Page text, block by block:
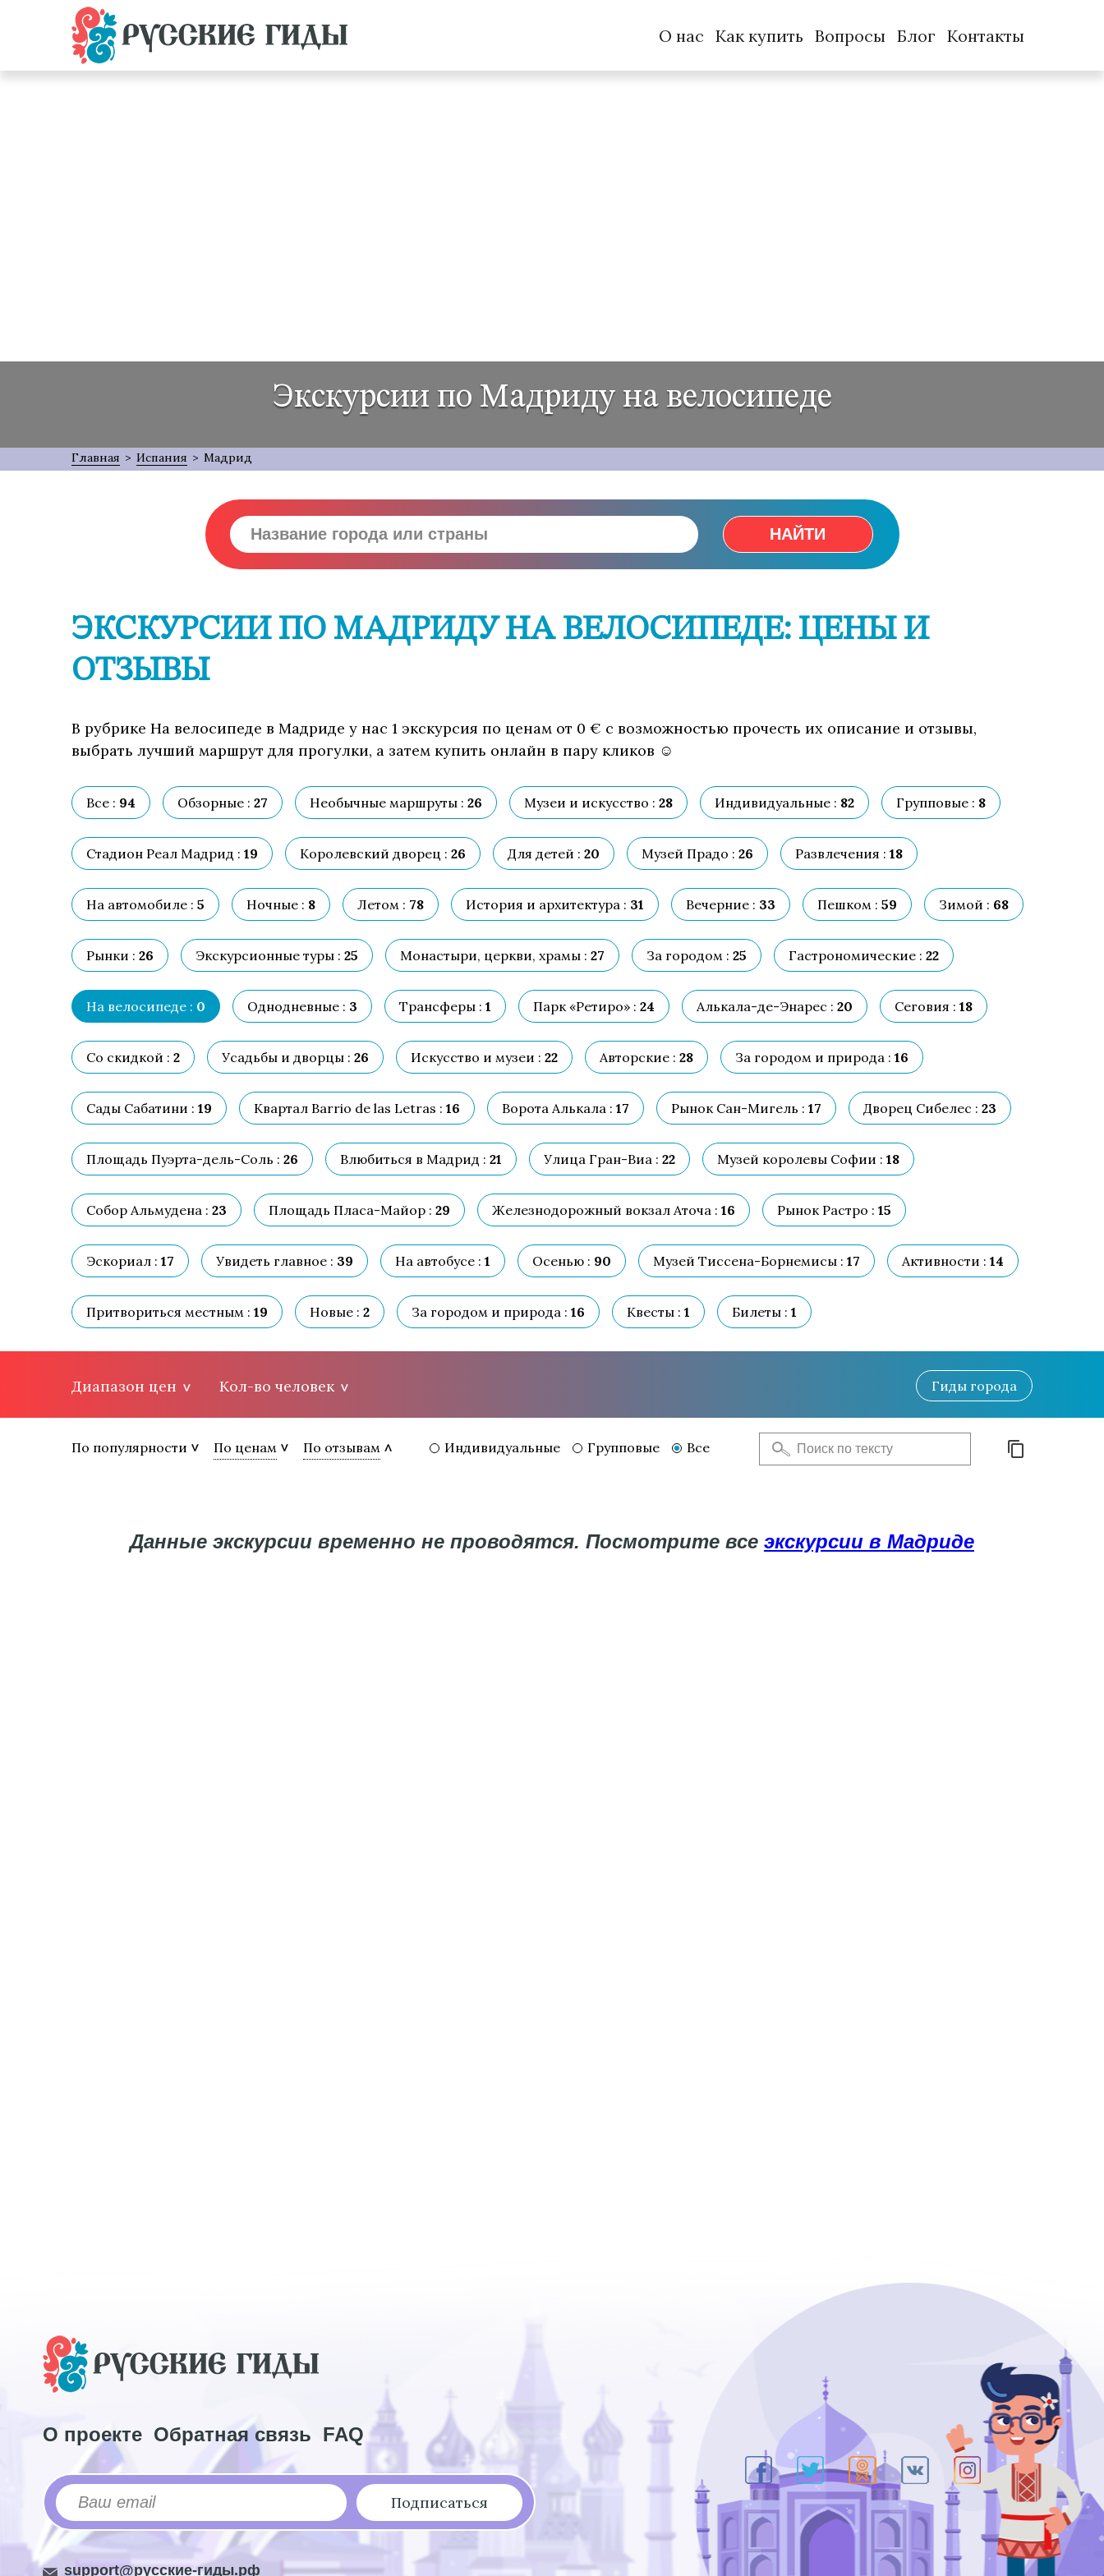
О нас Как купить Вопросы Блог Контакты
Экскурсии по Мадриду на велосипеде
Главная > Испания > Мадрид
НАЙТИ
ЭКСКУРСИИ ПО МАДРИДУ НА ВЕЛОСИПЕДЕ: ЦЕНЫ И
ОТЗЫВЫ
В рубрике На велосипеде в Мадриде у нас 1 экскурсия по ценам от 0 € с возможностью прочесть их описание и отзывы,
выбрать лучший маршрут для прогулки, а затем купить онлайн в пару кликов ☺
Все : 94 Обзорные : 27 Необычные маршруты : 26 Музеи и искусство : 28 Индивидуальные : 82 Групповые : 8
Стадион Реал Мадрид : 19 Королевский дворец : 26 Для детей : 20 Музей Прадо : 26 Развлечения : 18
На автомобиле : 5 Ночные : 8 Летом : 78 История и архитектура : 31 Вечерние : 33 Пешком : 59 Зимой : 68
Рынки : 26 Экскурсионные туры : 25 Монастыри, церкви, храмы : 27 За городом : 25 Гастрономические : 22
На велосипеде : 0 Однодневные : 3 Трансферы : 1 Парк «Ретиро» : 24 Алькала-де-Энарес : 20 Сеговия : 18
Со скидкой : 2 Усадьбы и дворцы : 26 Искусство и музеи : 22 Авторские : 28 За городом и природа : 16
Сады Сабатини : 19 Квартал Barrio de las Letras : 16 Ворота Алькала : 17 Рынок Сан-Мигель : 17 Дворец Сибелес : 23
Площадь Пуэрта-дель-Соль : 26 Влюбиться в Мадрид : 21 Улица Гран-Виа : 22 Музей королевы Софии : 18
Собор Альмудена : 23 Площадь Пласа-Майор : 29 Железнодорожный вокзал Аточа : 16 Рынок Растро : 15
Эскориал : 17 Увидеть главное : 39 На автобусе : 1 Осенью : 90 Музей Тиссена-Борнемисы : 17 Активности : 14
Притвориться местным : 19 Новые : 2 За городом и природа : 16 Квесты : 1 Билеты : 1
Диапазон цен Кол-во человек Гиды города
По популярности По ценам По отзывам Индивидуальные Групповые Все
Данные экскурсии временно не проводятся. Посмотрите все экскурсии в Мадриде
О проекте Обратная связь FAQ
Подписаться
support@русские-гиды.рф